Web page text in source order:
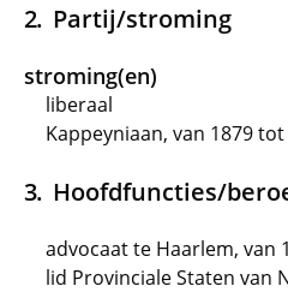
Partij/stroming
stroming(en)
liberaal
Kappeyniaan, van 1879
Hoofdfuncties/
advocaat te Haarlem, van
lid Provinciale Staten van